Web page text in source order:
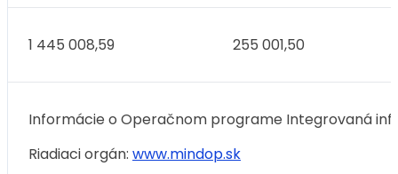
1 445 008,59 255 001,50
Informácie o Operačnom programe Integrovaná
Riadiaci orgán: www.mindop.sk